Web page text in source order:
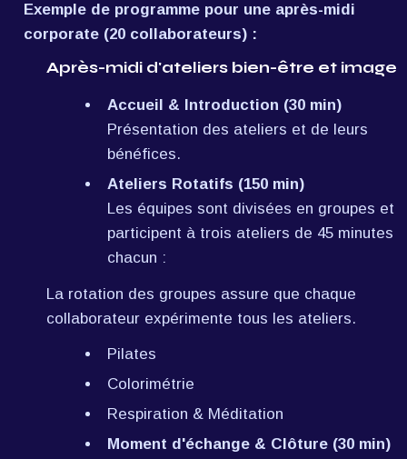
Exemple de programme pour une après-midi
corporate (20 collaborateurs) :
Après-midi d'ateliers bien-être et image
Accueil & Introduction (30 min)
Présentation des ateliers et de leurs
bénéfices.
Ateliers Rotatifs (150 min)
Les équipes sont divisées en groupes et
participent à trois ateliers de 45 minutes
chacun :
La rotation des groupes assure que chaque
collaborateur expérimente tous les ateliers.
Pilates
Colorimétrie
Respiration & Méditation
Moment d'échange & Clôture (30 min)